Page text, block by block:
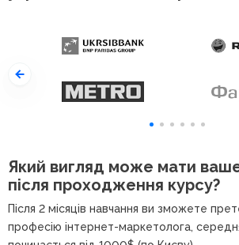
Який вигляд може мати
після проходження курсу?
Після 2 місяців навчання ви зможете
професію інтернет-маркетолога,